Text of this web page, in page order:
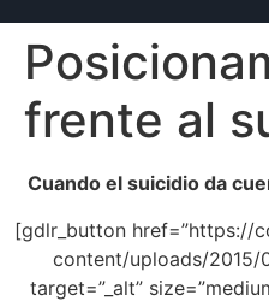
frente al
Cuando el suicidio da
[gdlr_button href=”https://
content/uploads/2015/
target=”_alt”